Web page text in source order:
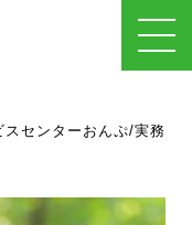
スセンターおんぷ/実務